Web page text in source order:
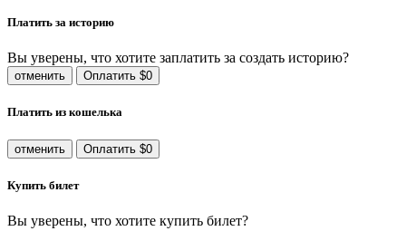
Платить за историю
Вы уверены, что хотите заплатить за создать историю?
отменить Оплатить $0
Платить из кошелька
отменить Оплатить $0
Купить билет
Вы уверены, что хотите купить билет?